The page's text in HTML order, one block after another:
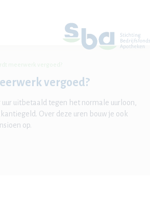
meerwerk vergoed?
vergoed?
uitbetaald tegen het normale uurloon,
Over deze uren bouw je ook
op.